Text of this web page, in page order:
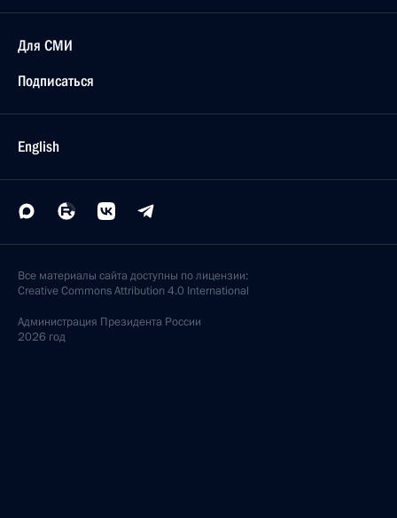
Для СМИ
Подписаться
English
Все материалы сайта доступны по лицензии:
Creative Commons Attribution 4.0 International
Администрация Президента России
2026 год